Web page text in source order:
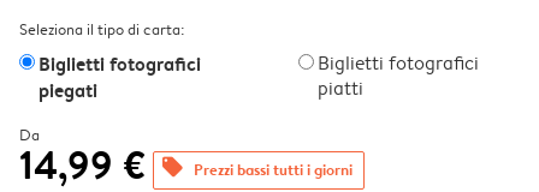
Seleziona il tipo di carta:
Biglietti fotografici
piegati
Biglietti fotografici
piatti
Da
14,99 € offers Prezzi bassi tutti i giorni